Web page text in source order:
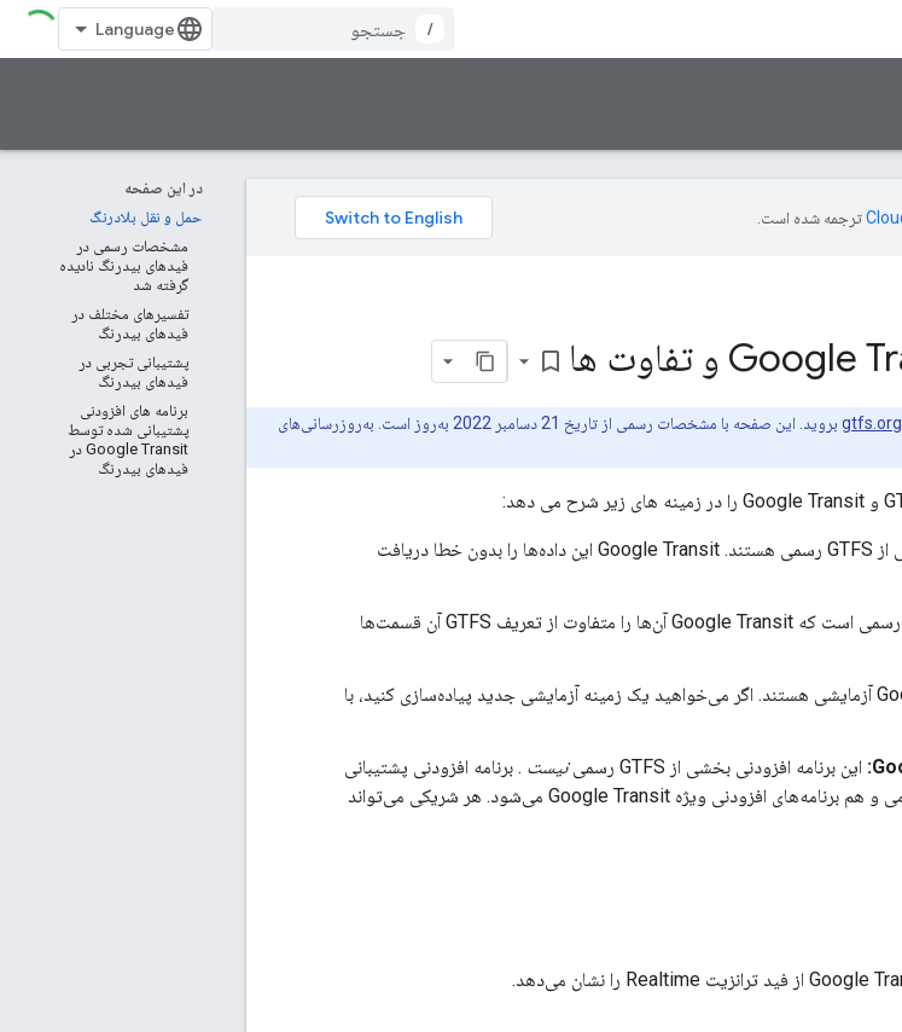
/
در این صفحه
حمل و نقل بلادرنگ
مشخصات رسمی در
فیدهای بیدرنگ نادیده
گرفته شد
تفسیرهای مختلف در
فیدهای بیدرنگ
پشتیبانی تجربی در
فیدهای بیدرنگ
برنامه های افزودنی
پشتیبانی شده توسط
Google Transit در
فیدهای بیدرنگ
ترجمه شده است.
bookmark_border
gtfs.org
بروید. این صفحه با مشخصات رسمی از تاریخ 21 دسامبر 2022 به‌روز است. به‌روزرسانی‌های
این فیلدها بخشی از GTFS رسمی هستند. Google Transit این داده‌ها را بدون خطا دریافت
این فیلدها شامل بخش‌هایی از GTFS رسمی است که Google Transit آن‌ها را متفاوت از تعریف GTFS آن قسمت‌ها
این برنامه افزودنی بخشی از GTFS رسمی نیست . برنامه افزودنی پشتیبانی
شده توسط Transit هم شامل برنامه‌های افزودنی عمومی و هم برنامه‌های افزودنی ویژه Google Transit می‌شود. هر شریکی می‌تواند